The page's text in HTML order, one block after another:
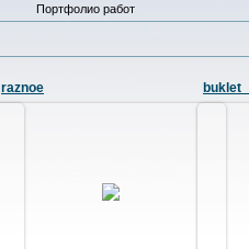
Портфолио работ
raznoe